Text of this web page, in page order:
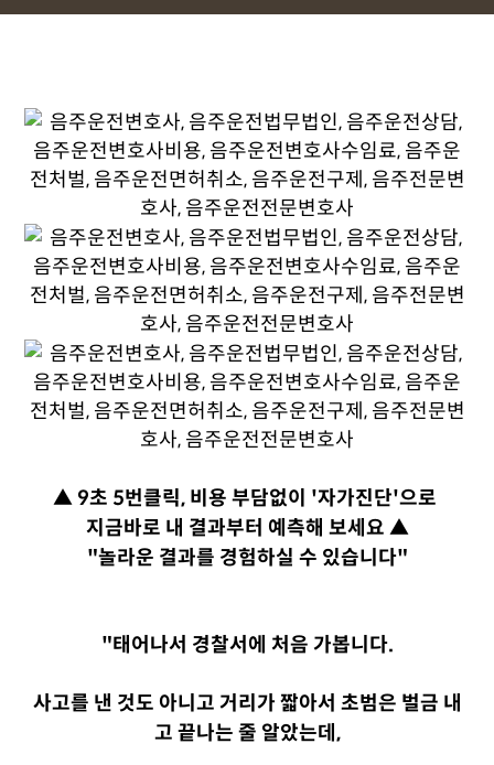
▲ 9초 5번클릭, 비용 부담없이 '자가진단'으로
지금바로 내 결과부터 예측해 보세요 ▲
"놀라운 결과를 경험하실 수 있습니다"
"태어나서 경찰서에 처음 가봅니다.
사고를 낸 것도 아니고 거리가 짧아서 초범은 벌금 내
고 끝나는 줄 알았는데,